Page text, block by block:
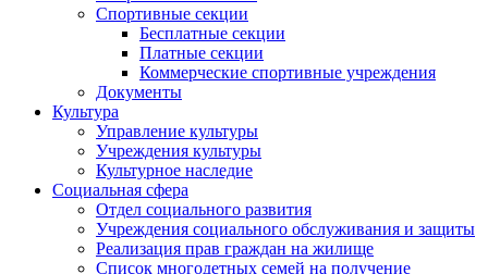
Спортивные секции
Бесплатные секции
Платные секции
Коммерческие спортивные учреждения
Документы
Культура
Управление культуры
Учреждения культуры
Культурное наследие
Социальная сфера
Отдел социального развития
Учреждения социального обслуживания и защиты
Реализация прав граждан на жилище
Список многодетных семей на получение